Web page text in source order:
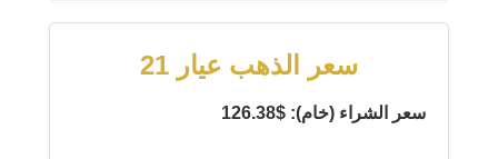
سعر الذهب عيار 21
سعر الشراء (خام): $126.38